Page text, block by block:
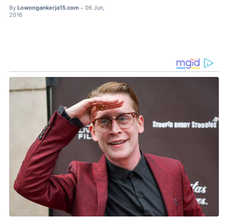
By Lowongankerja15.com • 06 Jun,
2016